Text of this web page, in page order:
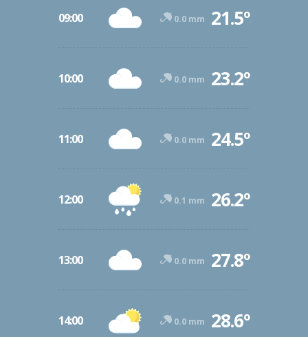
09:00 0.0 mm 21.5º
10:00 0.0 mm 23.2º
11:00 0.0 mm 24.5º
12:00 0.1 mm 26.2º
13:00 0.0 mm 27.8º
14:00 0.0 mm 28.6º